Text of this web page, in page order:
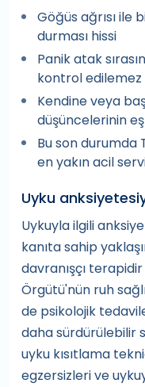
Göğüs ağrısı ile
durması hissi
Panik atak
kontrol
Kendine veya
düşüncelerinin
Bu son durumda
en yakın acil
Uyku
Uykuyla ilgili
kanıta sahip
davranışçı
Örgütü'nün ruh
de psikolojik
daha sürdürülebilir
uyku kısıtlama
egzersizleri ve